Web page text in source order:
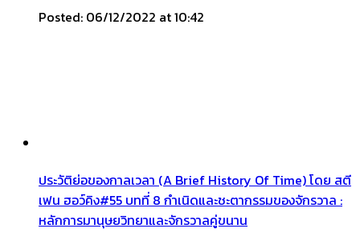
Posted: 06/12/2022 at 10:42
ประวัติย่อของกาลเวลา (A Brief History Of Time) โดย สตี
เฟน ฮอว์คิง#55 บทที่ 8 กำเนิดและชะตากรรมของจักรวาล :
หลักการมานุษยวิทยาและจักรวาลคู่ขนาน